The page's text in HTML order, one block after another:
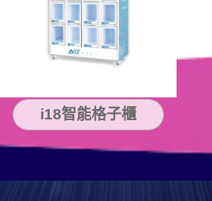
i18智能格子櫃